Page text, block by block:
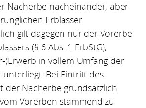
Nacherbe nacheinander, aber
Erblasser.
gilt dagegen nur der Vorerbe
(§ 6 Abs. 1 ErbStG),
)Erwerb in vollem Umfang der
unterliegt. Bei Eintritt des
der Nacherbe grundsätzlich
Vorerben stammend zu